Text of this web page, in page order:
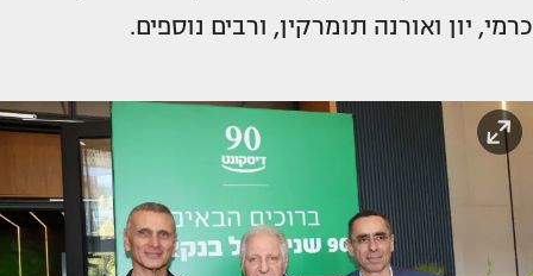
כרמי, יון ואורנה תומרקין, ורבים נוספים.